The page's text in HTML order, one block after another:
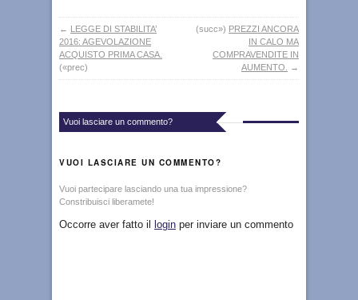
← LEGGE DI STABILITA’
2016: AGEVOLAZIONE
ACQUISTO PRIMA CASA.
(«prec)
(succ») PREZZI ANCORA
IN CALO MA
COMPRAVENDITE IN
AUMENTO.
→
Vuoi lasciare un commento?
VUOI LASCIARE UN COMMENTO?
Vuoi partecipare lasciando una tua impressione?
Constribuisci liberamete!
Occorre aver fatto il login per inviare un commento